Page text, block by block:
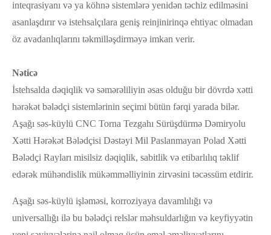
inteqrasiyanı və ya köhnə sistemlərə yenidən təchiz edilməsini
asanlaşdırır və istehsalçılara geniş reinjinirinqə ehtiyac olmadan
öz avadanlıqlarını təkmilləşdirməyə imkan verir.
Nəticə
İstehsalda dəqiqlik və səmərəliliyin əsas olduğu bir dövrdə xətti
hərəkət bələdçi sistemlərinin seçimi bütün fərqi yarada bilər.
Aşağı səs-küylü CNC Torna Tezgahı Sürüşdürmə Dəmiryolu
Xətti Hərəkət Bələdçisi Dəstəyi Mil Paslanmayan Polad Xətti
Bələdçi Rayları misilsiz dəqiqlik, sabitlik və etibarlılıq təklif
edərək mühəndislik mükəmməlliyinin zirvəsini təcəssüm etdirir.
Aşağı səs-küylü işləməsi, korroziyaya davamlılığı və
universallığı ilə bu bələdçi relslər məhsuldarlığın və keyfiyyətin